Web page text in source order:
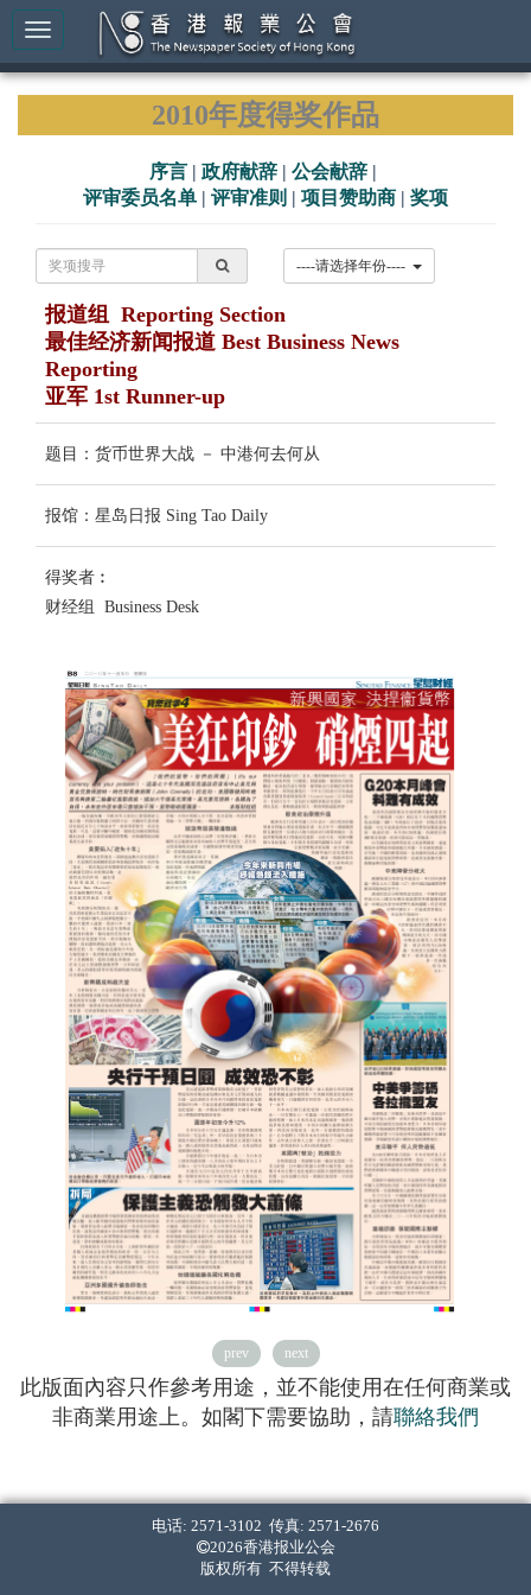
2010年度得奖作品
序言 | 政府献辞 | 公会献辞 |
评审委员名单 | 评审准则 | 项目赞助商 | 奖项
报道组 Reporting Section
最佳经济新闻报道 Best Business News
Reporting
亚军 1st Runner-up
题目：货币世界大战 － 中港何去何从
报馆：星岛日报 Sing Tao Daily
得奖者︰
财经组 Business Desk
prev next
此版面內容只作參考用途，並不能使用在任何商業或
非商業用途上。如閣下需要協助，請聯絡我們
电话: 2571-3102 传真: 2571-2676
2026香港报业公会
版权所有 不得转载